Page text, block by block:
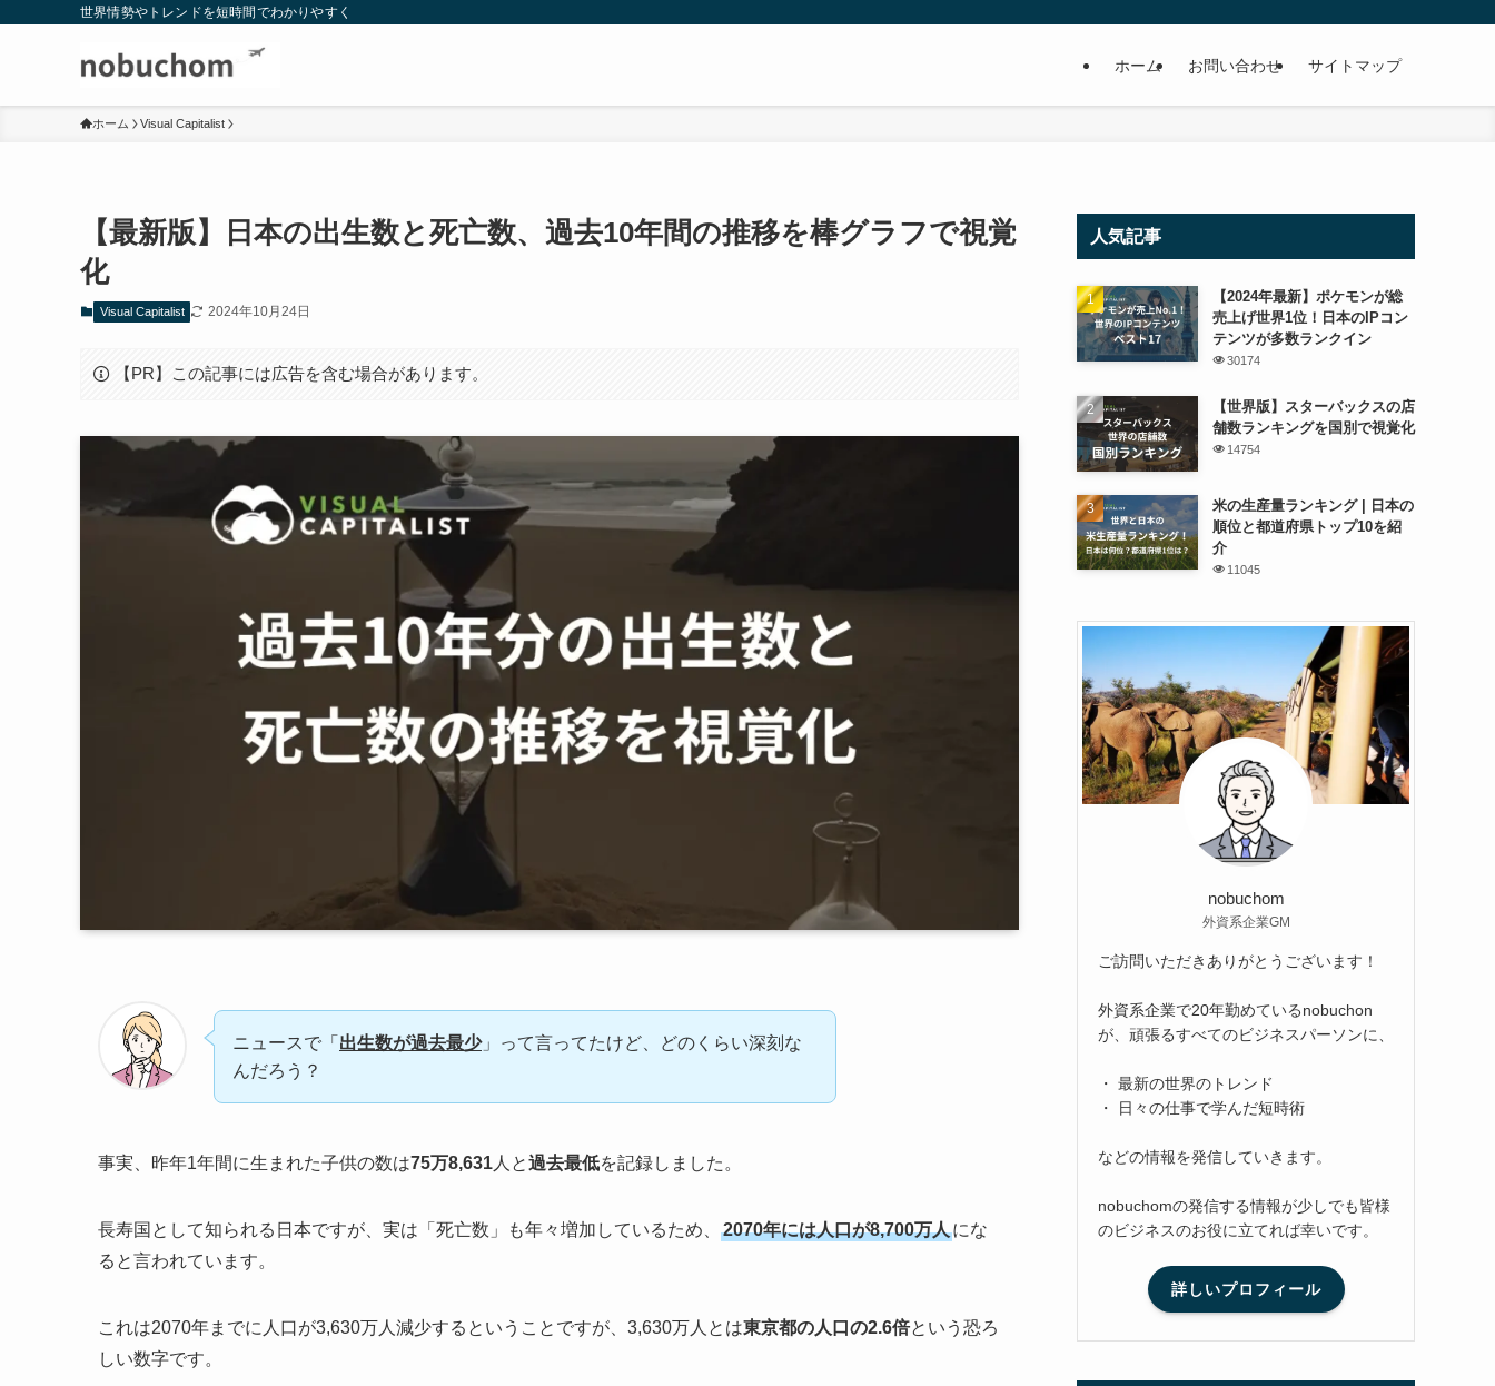
世界情勢やトレンドを短時間でわかりやすく
ホーム お問い合わせ サイトマップ
ホーム Visual Capitalist
【最新版】日本の出生数と死亡数、過去10年間の推移を棒グラフで視覚
化
Visual Capitalist 2024年10月24日
【PR】この記事には広告を含む場合があります。
ニュースで「 出生数が過去最少」って言ってたけど、どのくらい深刻な
んだろう？
事実、昨年1年間に生まれた子供の数は75万8,631 人と過去最低を記録しました。
長寿国として知られる日本ですが、実は「死亡数」も年々増加しているため、 2070年には人口が8,700万人にな
ると言われています。
これは2070年までに人口が3,630万人減少するということですが、3,630万人とは東京都の人口の2.6倍という恐ろ
しい数字です。
人気記事
【2024年最新】ポケモンが総
売上げ世界1位！日本のIPコン
テンツが多数ランクイン
30174
【世界版】スターバックスの店
舗数ランキングを国別で視覚化
14754
米の生産量ランキング | 日本の
順位と都道府県トップ10を紹
介
11045
nobuchom
外資系企業GM
ご訪問いただきありがとうございます！
外資系企業で20年勤めているnobuchon
が、頑張るすべてのビジネスパーソンに、
・ 最新の世界のトレンド
・ 日々の仕事で学んだ短時術
などの情報を発信していきます。
nobuchomの発信する情報が少しでも皆様
のビジネスのお役に立てれば幸いです。
詳しいプロフィール